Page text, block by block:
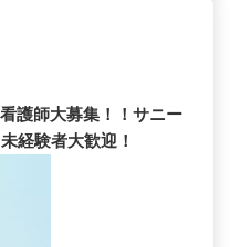
護師大募集！！サニー
経験者大歓迎！